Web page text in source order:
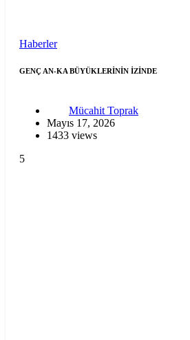
Haberler
GENÇ AN-KA BÜYÜKLERİNİN İZİNDE
Mücahit Toprak
Mayıs 17, 2026
1433 views
5